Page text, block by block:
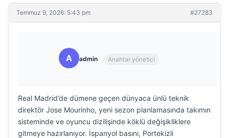
Temmuz 9, 2026: 5:43 pm #27283
A admin Anahtar yönetici
Real Madrid’de dümene geçen dünyaca ünlü teknik
direktör Jose Mourinho, yeni sezon planlamasında takımın
sisteminde ve oyuncu dizilişinde köklü değişikliklere
gitmeye hazırlanıyor. İspanyol basını, Portekizli